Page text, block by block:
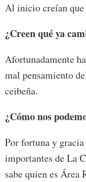
Al inicio creían que
¿Creen qué ya
Afortunadamente
mal pensamiento
ceibeña.
¿Cómo nos
Por fortuna y
importantes de La
sabe quien es Área